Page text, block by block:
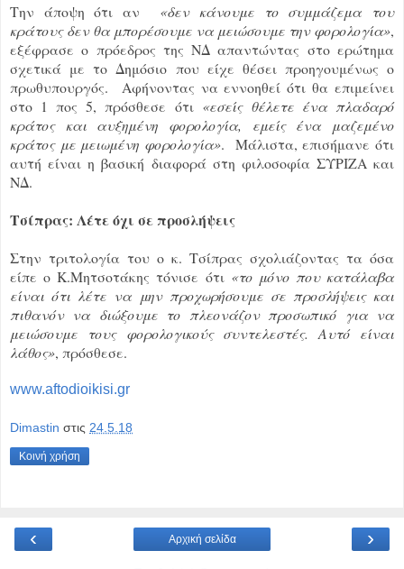
Την άποψη ότι αν «δεν κάνουμε το συμμάζεμα του
κράτους δεν θα μπορέσουμε να μειώσουμε την φορολογία»,
εξέφρασε ο πρόεδρος της ΝΔ απαντώντας στο ερώτημα
σχετικά με το Δημόσιο που είχε θέσει προηγουμένως ο
πρωθυπουργός. Αφήνοντας να εννοηθεί ότι θα επιμείνει
στο 1 πος 5, πρόσθεσε ότι «εσείς θέλετε ένα πλαδαρό
κράτος και αυξημένη φορολογία, εμείς ένα μαζεμένο
κράτος με μειωμένη φορολογία». Μάλιστα, επισήμανε ότι
αυτή είναι η βασική διαφορά στη φιλοσοφία ΣΥΡΙΖΑ και
ΝΔ.
Τσίπρας: Λέτε όχι σε προσλήψεις
Στην τριτολογία του ο κ. Τσίπρας σχολιάζοντας τα όσα
είπε ο Κ.Μητσοτάκης τόνισε ότι «τo μόνο που κατάλαβα
είναι ότι λέτε να μην προχωρήσουμε σε προσλήψεις και
πιθανόν να διώξουμε το πλεονάζον προσωπικό για να
μειώσουμε τους φορολογικούς συντελεστές. Αυτό είναι
λάθος», πρόσθεσε.
www.aftodioikisi.gr
Dimastin στις 24.5.18
Κοινή χρήση
‹ ›
Αρχική σελίδα